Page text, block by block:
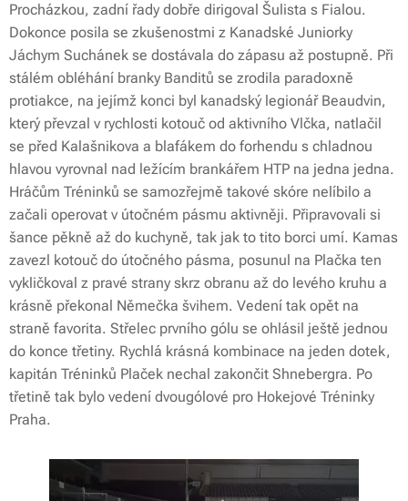
Procházkou, zadní řady dobře dirigoval Šulista s Fialou.
Dokonce posila se zkušenostmi z Kanadské Juniorky
Jáchym Suchánek se dostávala do zápasu až postupně. Při
stálém obléhání branky Banditů se zrodila paradoxně
protiakce, na jejímž konci byl kanadský legionář Beaudvin,
který převzal v rychlosti kotouč od aktivního Vlčka, natlačil
se před Kalašnikova a blafákem do forhendu s chladnou
hlavou vyrovnal nad ležícím brankářem HTP na jedna jedna.
Hráčům Tréninků se samozřejmě takové skóre nelíbilo a
začali operovat v útočném pásmu aktivněji. Připravovali si
šance pěkně až do kuchyně, tak jak to tito borci umí. Kamas
zavezl kotouč do útočného pásma, posunul na Plačka ten
vykličkoval z pravé strany skrz obranu až do levého kruhu a
krásně překonal Němečka švihem. Vedení tak opět na
straně favorita. Střelec prvního gólu se ohlásil ještě jednou
do konce třetiny. Rychlá krásná kombinace na jeden dotek,
kapitán Tréninků Plaček nechal zakončit Shnebergra. Po
třetině tak bylo vedení dvougólové pro Hokejové Tréninky
Praha.